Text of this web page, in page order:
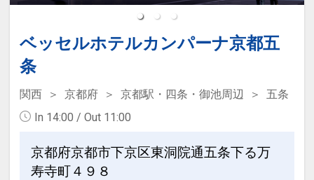
ベッセルホテルカンパーナ京都五
条
関西 京都府 京都駅・四条・御池周辺
五条
In 14:00 / Out 11:00
京都府京都市下京区東洞院通五条下る万
寿寺町４９８